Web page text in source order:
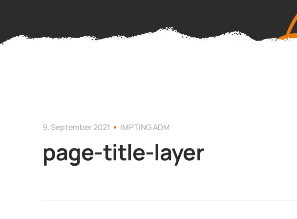
9. September 2021 IMPTING ADM
page-title-layer